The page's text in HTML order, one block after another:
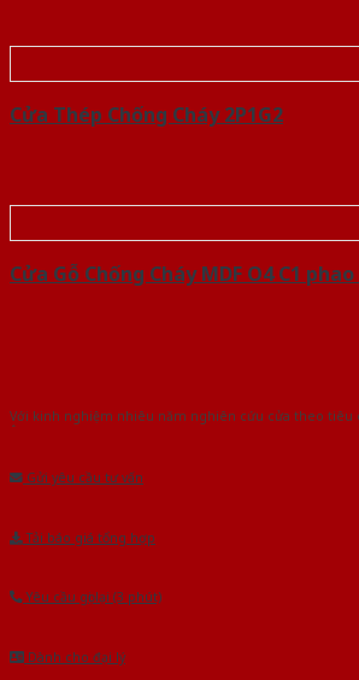
Cửa Thép Chống Cháy 2P1G2
Cửa Gỗ Chống Cháy MDF O4 C1
Với kinh nghiệm nhiêu năm nghiên cứu cửa theo tiêu
Âu.Chúng tôi tự tin là nhà sản xuất & cung cấp hàng
Gửi yêu cầu tư vấn
Tải báo giá tổng hợp
Yêu cầu gọi lại (3 phút)
Dành cho đại lý